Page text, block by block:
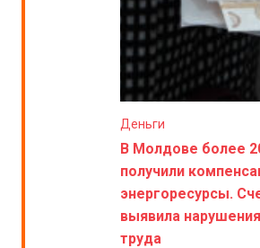
Деньги
В Молдове более
получили
энергоресурсы.
выявила
труда